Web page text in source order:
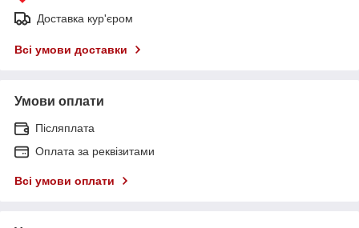
Доставка кур'єром
Всі умови доставки
Умови оплати
Післяплата
Оплата за реквізитами
Всі умови оплати